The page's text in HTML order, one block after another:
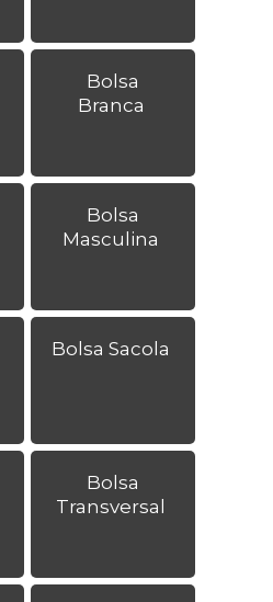
Bolsa
Branca
Bolsa
Masculina
Bolsa Sacola
Bolsa
Transversal